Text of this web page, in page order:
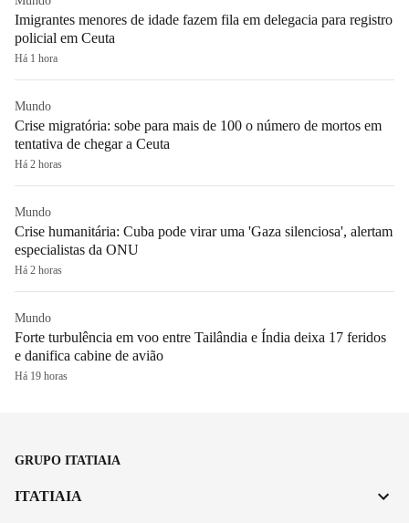
Imigrantes menores de idade fazem fila em delegacia para registro
policial em Ceuta
Há 1 hora
Mundo
Crise migratória: sobe para mais de 100 o número de mortos em
tentativa de chegar a Ceuta
Há 2 horas
Mundo
Crise humanitária: Cuba pode virar uma 'Gaza silenciosa', alertam
especialistas da ONU
Há 2 horas
Mundo
Forte turbulência em voo entre Tailândia e Índia deixa 17 feridos
e danifica cabine de avião
Há 19 horas
GRUPO ITATIAIA
ITATIAIA